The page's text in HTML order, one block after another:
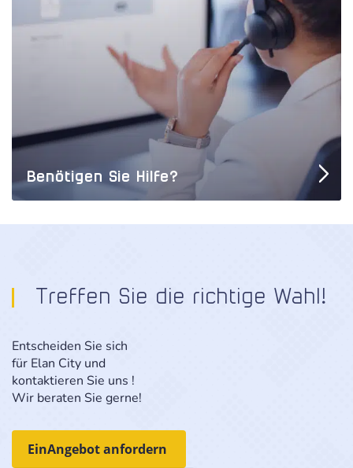
Benötigen Sie Hilfe?
Treffen Sie die richtige Wahl!
Entscheiden Sie sich
für Elan City und
kontaktieren Sie uns !
Wir beraten Sie gerne!
EinAngebot anfordern